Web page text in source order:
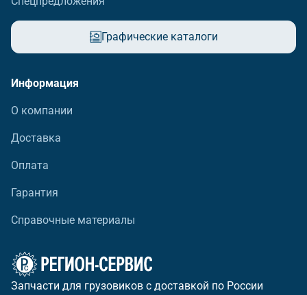
Графические каталоги
Информация
О компании
Доставка
Оплата
Гарантия
Справочные материалы
Запчасти для грузовиков с доставкой по России